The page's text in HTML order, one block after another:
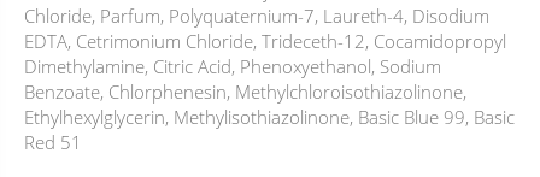
Chloride, Parfum, Polyquaternium-7, Laureth-4, Disodium
EDTA, Cetrimonium Chloride, Trideceth-12, Cocamidopropyl
Dimethylamine, Citric Acid, Phenoxyethanol, Sodium
Benzoate, Chlorphenesin, Methylchloroisothiazolinone,
Ethylhexylglycerin, Methylisothiazolinone, Basic Blue 99, Basic
Red 51